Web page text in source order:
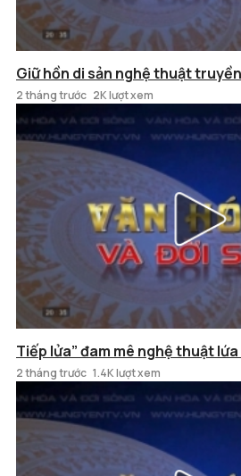
Giữ hồn di sản nghệ thuật
2 tháng trước 2K lượt xem
Tiếp lửa” đam mê nghệ thuật
2 tháng trước 1.4K lượt xem